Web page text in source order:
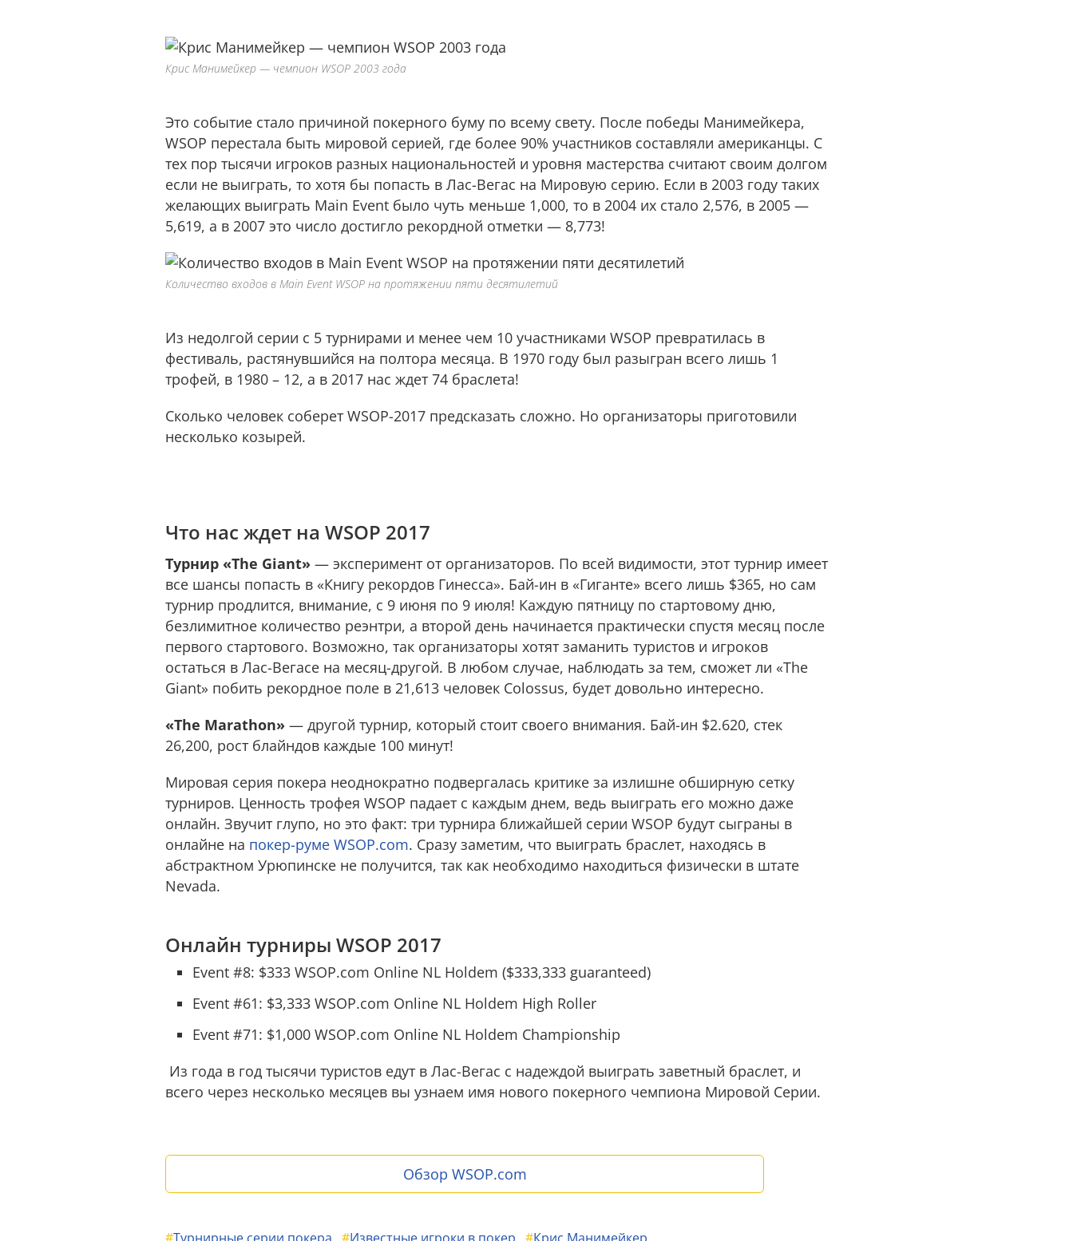
Крис Манимейкер — чемпион WSOP 2003 года
Это событие стало причиной покерного буму по всему свету. После победы Манимейкера,
WSOP перестала быть мировой серией, где более 90% участников составляли американцы. С
тех пор тысячи игроков разных национальностей и уровня мастерства считают своим долгом
если не выиграть, то хотя бы попасть в Лас-Вегас на Мировую серию. Если в 2003 году таких
желающих выиграть Main Event было чуть меньше 1,000, то в 2004 их стало 2,576, в 2005 —
5,619, а в 2007 это число достигло рекордной отметки — 8,773!
Количество входов в Main Event WSOP на протяжении пяти десятилетий
Из недолгой серии с 5 турнирами и менее чем 10 участниками WSOP превратилась в
фестиваль, растянувшийся на полтора месяца. В 1970 году был разыгран всего лишь 1
трофей, в 1980 – 12, а в 2017 нас ждет 74 браслета!
Сколько человек соберет WSOP-2017 предсказать сложно. Но организаторы приготовили
несколько козырей.
Что нас ждет на WSOP 2017
Турнир «The Giant» — эксперимент от организаторов. По всей видимости, этот турнир имеет
все шансы попасть в «Книгу рекордов Гинесса». Бай-ин в «Гиганте» всего лишь $365, но сам
турнир продлится, внимание, с 9 июня по 9 июля! Каждую пятницу по стартовому дню,
безлимитное количество реэнтри, а второй день начинается практически спустя месяц после
первого стартового. Возможно, так организаторы хотят заманить туристов и игроков
остаться в Лас-Вегасе на месяц-другой. В любом случае, наблюдать за тем, сможет ли «The
Giant» побить рекордное поле в 21,613 человек Colossus, будет довольно интересно.
«The Marathon» — другой турнир, который стоит своего внимания. Бай-ин $2.620, стек
26,200, рост блайндов каждые 100 минут!
Мировая серия покера неоднократно подвергалась критике за излишне обширную сетку
турниров. Ценность трофея WSOP падает с каждым днем, ведь выиграть его можно даже
онлайн. Звучит глупо, но это факт: три турнира ближайшей серии WSOP будут сыграны в
онлайне на покер-руме WSOP.com. Сразу заметим, что выиграть браслет, находясь в
абстрактном Урюпинске не получится, так как необходимо находиться физически в штате
Nevada.
Онлайн турниры WSOP 2017
Event #8: $333 WSOP.com Online NL Holdem ($333,333 guaranteed)
Event #61: $3,333 WSOP.com Online NL Holdem High Roller
Event #71: $1,000 WSOP.com Online NL Holdem Championship
Из года в год тысячи туристов едут в Лас-Вегас с надеждой выиграть заветный браслет, и
всего через несколько месяцев вы узнаем имя нового покерного чемпиона Мировой Серии.
Обзор WSOP.com
#Турнирные серии покера #Известные игроки в покер #Крис Манимейкер